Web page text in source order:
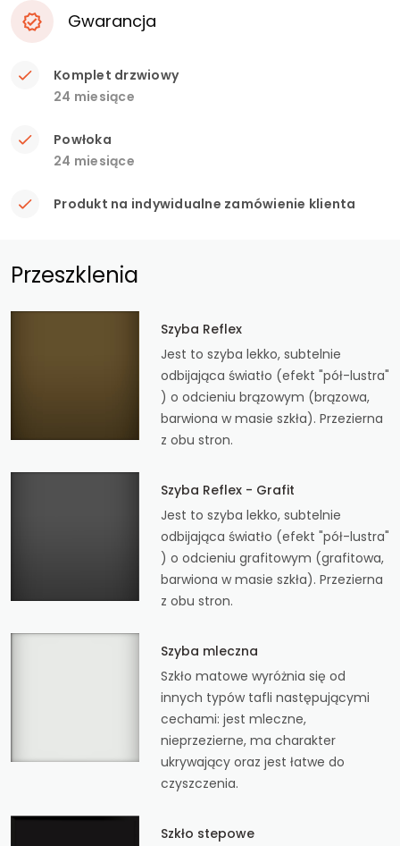
Gwarancja
Komplet drzwiowy
24 miesiące
Powłoka
24 miesiące
Produkt na indywidualne zamówienie klienta
Przeszklenia
Szyba Reflex
Jest to szyba lekko, subtelnie
odbijająca światło (efekt "pół-lustra"
) o odcieniu brązowym (brązowa,
barwiona w masie szkła). Przezierna
z obu stron.
Szyba Reflex - Grafit
Jest to szyba lekko, subtelnie
odbijająca światło (efekt "pół-lustra"
) o odcieniu grafitowym (grafitowa,
barwiona w masie szkła). Przezierna
z obu stron.
Szyba mleczna
Szkło matowe wyróżnia się od
innych typów tafli następującymi
cechami: jest mleczne,
nieprzezierne, ma charakter
ukrywający oraz jest łatwe do
czyszczenia.
Szkło stepowe